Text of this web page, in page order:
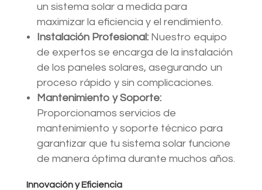
un sistema solar a medida para
maximizar la eficiencia y el rendimiento.
Instalación Profesional:Nuestro equipo
de expertos se encarga de la instalación
de los paneles solares, asegurando un
proceso rápido y sin complicaciones.
Mantenimiento y Soporte:
Proporcionamos servicios de
mantenimiento y soporte técnico para
garantizar que tu sistema solar funcione
de manera óptima durante muchos años.
Innovación y Eficiencia